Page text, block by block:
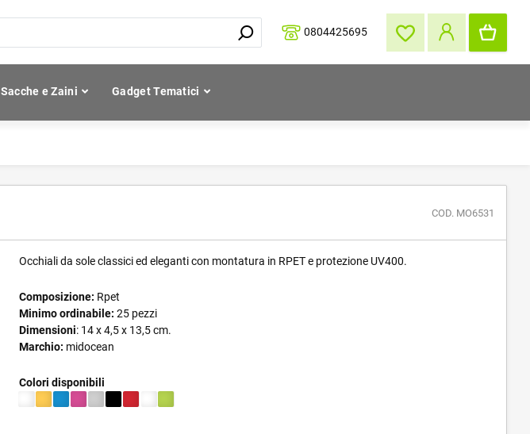
0804425695
Sacche e Zaini Gadget Tematici
COD. MO6531
Occhiali da sole classici ed eleganti con montatura in RPET e protezione UV400.
Composizione: Rpet
Minimo ordinabile: 25 pezzi
Dimensioni: 14 x 4,5 x 13,5 cm.
Marchio: midocean
Colori disponibili